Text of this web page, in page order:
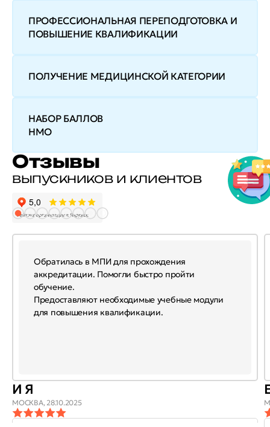
ПРОФЕССИОНАЛЬНАЯ ПЕРЕПОДГОТОВКА И
ПОВЫШЕНИЕ КВАЛИФИКАЦИИ
ПОЛУЧЕНИЕ МЕДИЦИНСКОЙ КАТЕГОРИИ
НАБОР БАЛЛОВ
НМО
Отзывы
выпускников и клиентов
Обратилась в МПИ для прохождения
аккредитации. Помогли быстро пройти
обучение.
Предоставляют необходимые учебные модули
для повышения квалификации.
И Я
МОСКВА,28.10.2025